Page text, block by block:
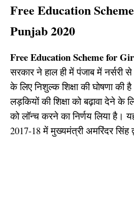
Free Education
Punjab 2020
Free Education Scheme for
सरकार ने हाल ही में पंजाब में नर्सरी
के लिए निशुल्क शिक्षा की घोषणा की
लड़कियों की शिक्षा को बढ़ावा देने के
को लॉन्च करने का निर्णय लिया है।
2017-18 में मुख्यमंत्री अमरिंदर सिंह